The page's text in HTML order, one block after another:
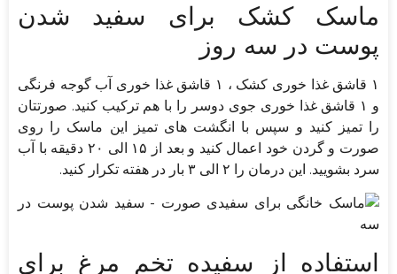
ماسک کشک برای سفید شدن
پوست در سه روز
۱ قاشق غذا خوری کشک ، ۱ قاشق غذا خوری آب گوجه فرنگی
و ۱ قاشق غذا خوری جوی دوسر را با هم ترکیب کنید. صورتتان
را تمیز کنید و سپس با انگشت های تمیز این ماسک را روی
صورت و گردن خود اعمال کنید و بعد از ۱۵ الی ۲۰ دقیقه با آب
سرد بشویید. این درمان را ۲ الی ۳ بار در هفته تکرار کنید.
استفاده از سفیده تخم مرغ برای